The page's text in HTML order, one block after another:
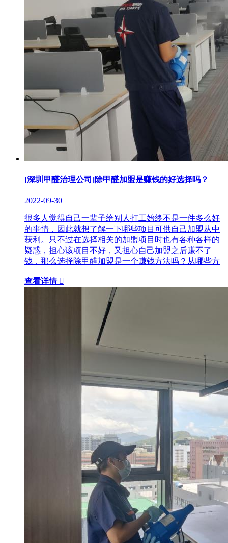
[深圳甲醛治理公司]除甲醛加盟是赚钱的好选择吗？
2022-09-30
很多人觉得自己一辈子给别人打工始终不是一件多么好
的事情，因此就想了解一下哪些项目可供自己加盟从中
获利。只不过在选择相关的加盟项目时也有各种各样的
疑惑，担心该项目不好，又担心自己加盟之后赚不了
钱，那么选择除甲醛加盟是一个赚钱方法吗？从哪些方
查看详情 